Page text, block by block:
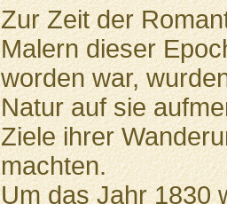
Zur Zeit der
Malern dieser
worden war,
Natur auf sie
Ziele ihrer
machten.
Um das Jahr 1830